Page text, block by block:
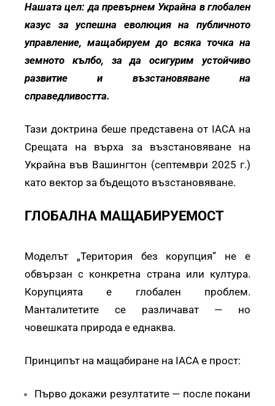
Нашата цел: да превърнем Украйна в глобален
казус за успешна еволюция на публичното
управление, мащабируем до всяка точка на
земното кълбо, за да осигурим устойчиво
развитие и възстановяване на
справедливостта.
Тази доктрина беше представена от IACA на
Срещата на върха за възстановяване на
Украйна във Вашингтон (септември 2025 г.)
като вектор за бъдещото възстановяване.
ГЛОБАЛНА МАЩАБИРУЕМОСТ
Моделът „Територия без корупция” не е
обвързан с конкретна страна или култура.
Корупцията е глобален проблем.
Манталитетите се различават — но
човешката природа е еднаква.
Принципът на мащабиране на IACA е прост:
Първо докажи резултатите — после покани